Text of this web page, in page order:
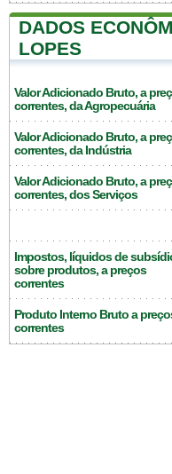
DADOS
LOPES
Valor Adicionado Bruto, a
correntes, da Agropecuária
Valor Adicionado Bruto, a
correntes, da Indústria
Valor Adicionado Bruto, a
correntes, dos Serviços
Impostos, líquidos de
sobre produtos, a preços
correntes
Produto Interno Bruto a
correntes